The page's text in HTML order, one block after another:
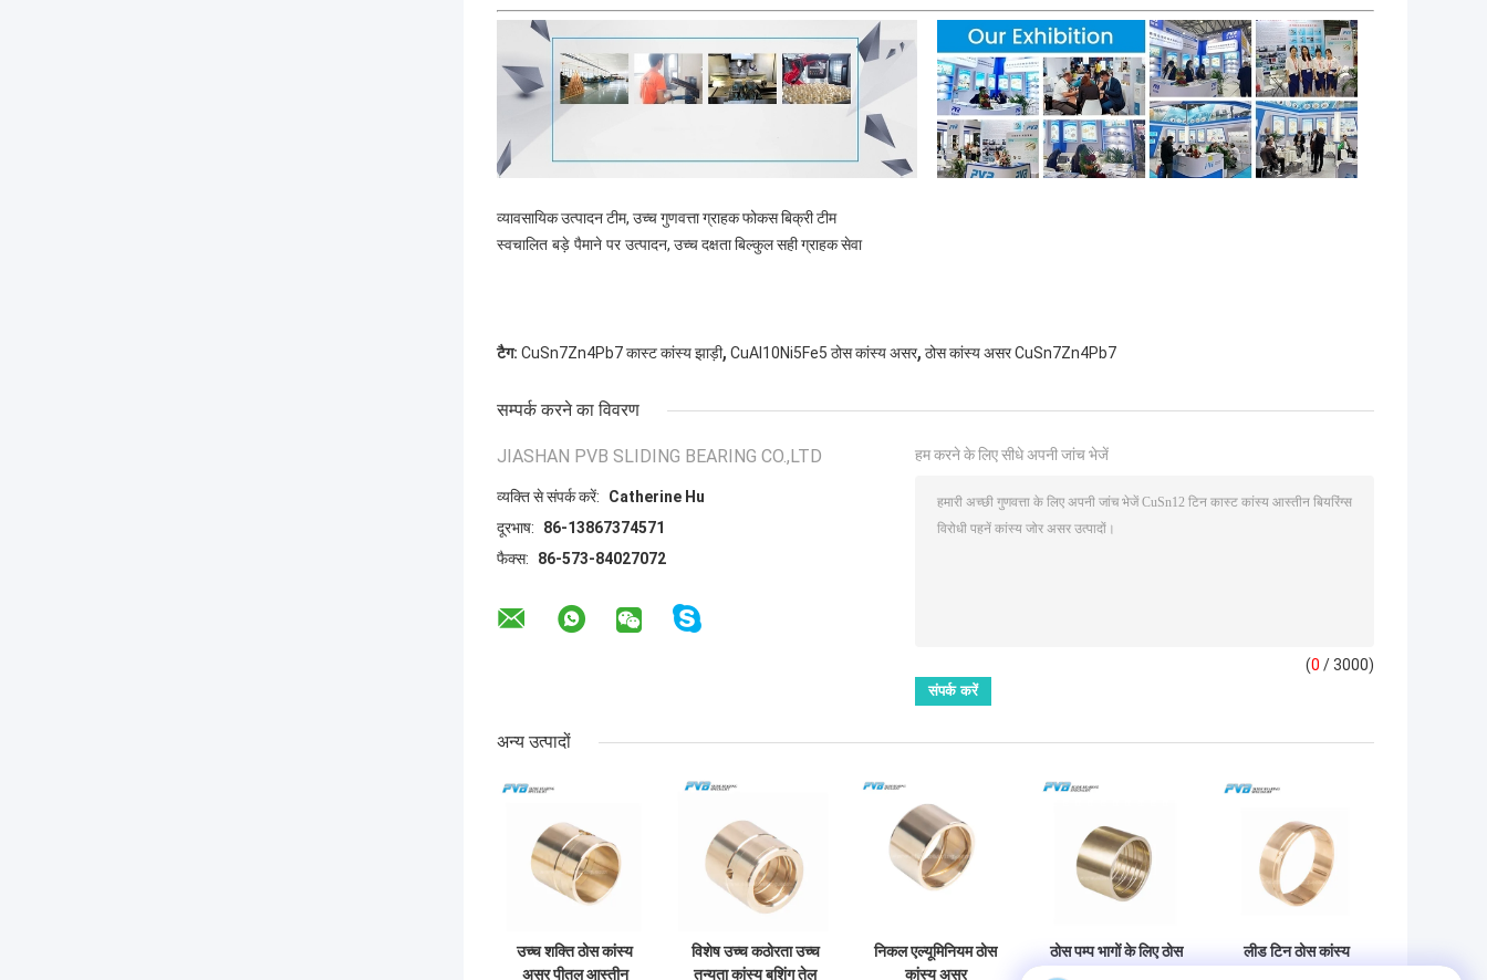
व्यावसायिक उत्पादन टीम, उच्च गुणवत्ता ग्राहक फोकस बिक्री टीम
स्वचालित बड़े पैमाने पर उत्पादन, उच्च दक्षता बिल्कुल सही ग्राहक सेवा
टैग: CuSn7Zn4Pb7 कास्ट कांस्य झाड़ी, CuAl10Ni5Fe5 ठोस कांस्य असर, ठोस कांस्य असर CuSn7Zn4Pb7
सम्पर्क करने का विवरण
JIASHAN PVB SLIDING BEARING CO.,LTD
व्यक्ति से संपर्क करें:
Catherine Hu
दूरभाष:
86-13867374571
फैक्स:
86-573-84027072
हम करने के लिए सीधे अपनी जांच भेजें
(0 / 3000)
अन्य उत्पादों
उच्च शक्ति ठोस कांस्य
असर पीतल आस्तीन
विशेष उच्च कठोरता उच्च
तन्यता कांस्य बुशिंग तेल
निकल एल्यूमिनियम ठोस
कांस्य असर
ठोस पम्प भागों के लिए ठोस
कांस्य असर गन धातु बुश
लीड टिन ठोस कांस्य